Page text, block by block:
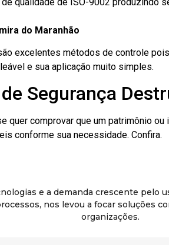
do Maranhão
excelentes métodos de controle
e sua aplicação muito simples.
Segurança
quer comprovar que um patrimônio
conforme sua necessidade. Confira.
e a demanda crescente pelo
nos levou a focar soluções
organizações.